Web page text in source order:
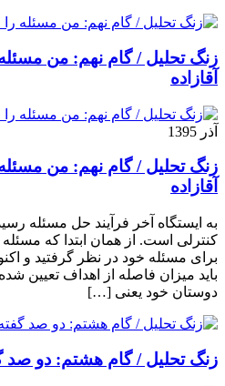
زنگ تحلیل / گام نهم: من
آقازاده
آذر 1395
زنگ تحلیل / گام نهم: من
آقازاده
به ایستگاه آخر فرآیند حل مسئله
کنترلی است. از همان ابتدا که مسئله
برای مسئله خود در نظر گرفتید و
باید میزان فاصله از اهداف تعیین
دوستان خود یعنی […]
زنگ تحلیل / گام هشتم: دو صد